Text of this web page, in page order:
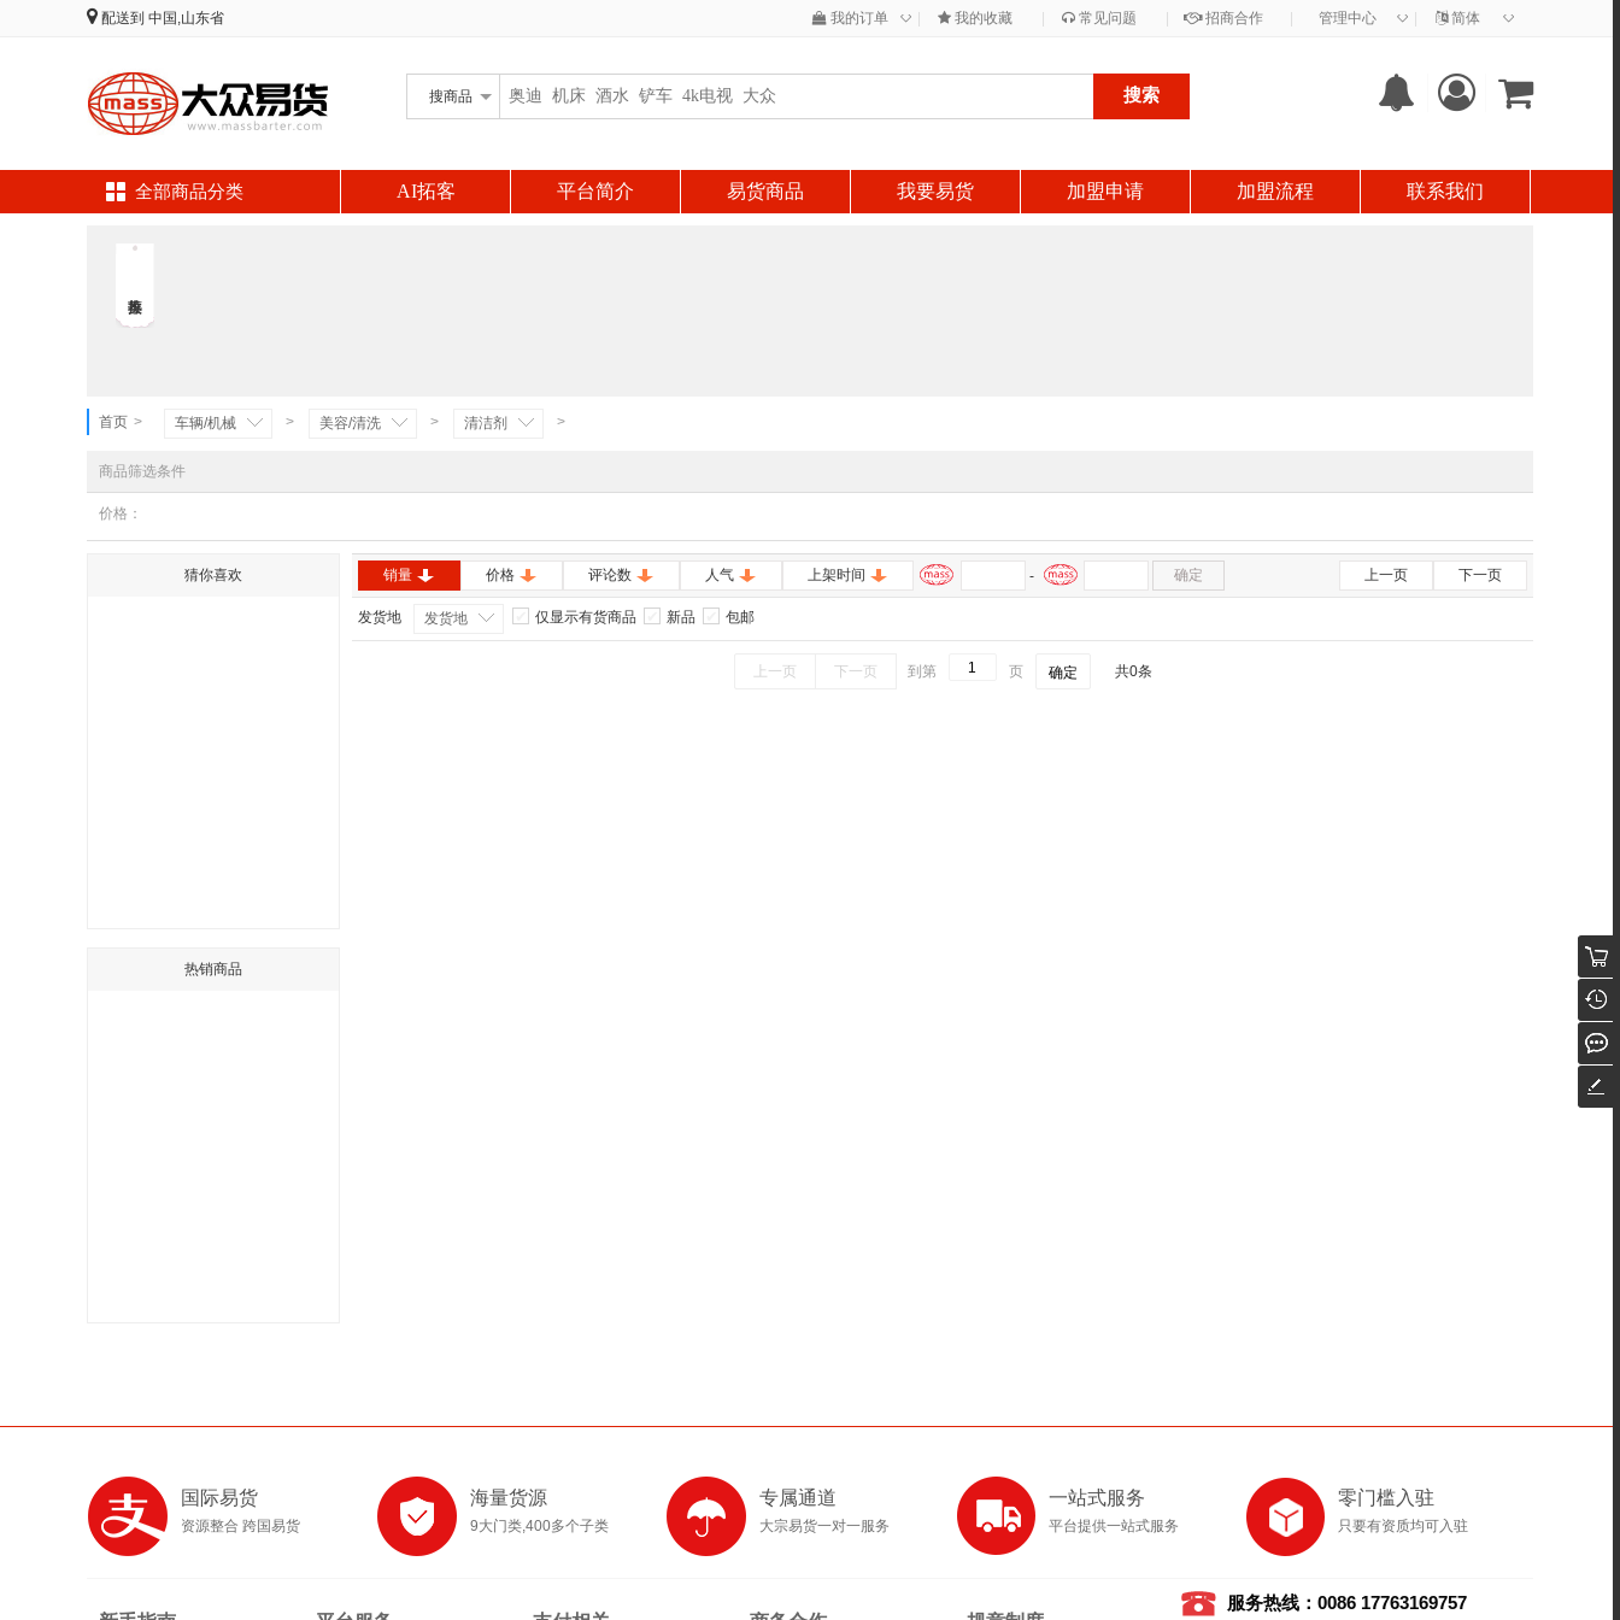
配送到 中国,山东省 我的订单 ◇ 我的收藏 常见问题 招商合作 管理中心 ◇ 简体 ◇
搜商品 搜索
全部商品分类 AI拓客 平台简介 易货商品 我要易货 加盟申请 加盟流程 联系我们
首页 > 车辆/机械 > 美容/清洗 > 清洁剂 >
商品筛选条件
价格：
猜你喜欢
热销商品
销量 价格 评论数 人气 上架时间 - 确定 上一页 下一页
发货地 发货地 仅显示有货商品 新品 包邮
上一页 下一页 到第 页 确定 共0条
国际易货
资源整合 跨国易货
海量货源
9大门类,400多个子类
专属通道
大宗易货一对一服务
一站式服务
平台提供一站式服务
零门槛入驻
只要有资质均可入驻
服务热线：0086 17763169757